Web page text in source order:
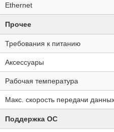
Ethernet
Прочее
Требования к питанию
Аксессуары
Рабочая температура
Макс. скорость передачи
Поддержка ОС